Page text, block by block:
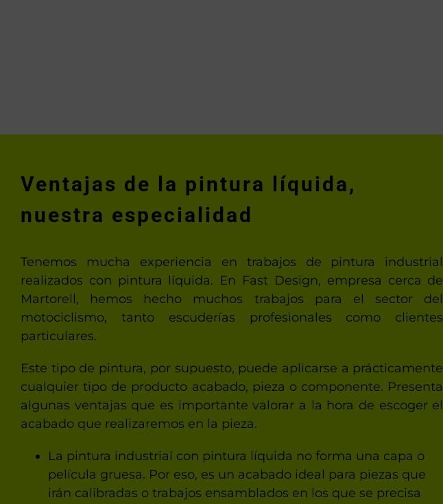
Ventajas de la pintura líquida,
nuestra especialidad
Tenemos mucha experiencia en trabajos de pintura industrial
realizados con pintura líquida. En Fast Design, empresa cerca de
Martorell, hemos hecho muchos trabajos para el sector del
motociclismo, tanto escuderías profesionales como clientes
particulares.
Este tipo de pintura, por supuesto, puede aplicarse a prácticamente
cualquier tipo de producto acabado, pieza o componente. Presenta
algunas ventajas que es importante valorar a la hora de escoger el
acabado que realizaremos en la pieza.
La pintura industrial con pintura líquida no forma una capa o
película gruesa. Por eso, es un acabado ideal para piezas que
irán calibradas o trabajos ensamblados en los que se precisa